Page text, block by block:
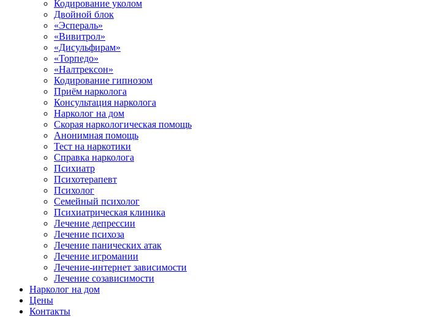
Кодирование уколом
Двойной блок
«Эспераль»
«Вивитрол»
«Дисульфирам»
«Торпедо»
«Налтрексон»
Кодирование гипнозом
Приём нарколога
Консультация нарколога
Нарколог на дом
Скорая наркологическая помощь
Анонимная помощь
Тест на наркотики
Справка нарколога
Психиатр
Психотерапевт
Психолог
Семейный психолог
Психиатрическая клиника
Лечение депрессии
Лечение психоза
Лечение панических атак
Лечение игромании
Лечение-интернет зависимости
Лечение созависимости
Нарколог на дом
Цены
Контакты